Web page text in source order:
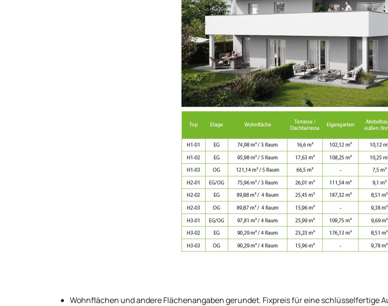
Wohnflächen und andere Flächenangaben gerundet. Fixpreis für eine schlüsselfertige